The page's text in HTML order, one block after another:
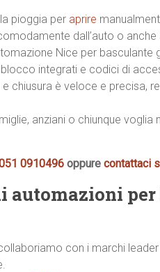
pioggia per aprire
dall’auto o anche
Nice per basculante
integrati e codici di
chiusura è veloce e precisa,
anziani o chiunque voglia
0910496 oppure contattaci
per
con i marchi